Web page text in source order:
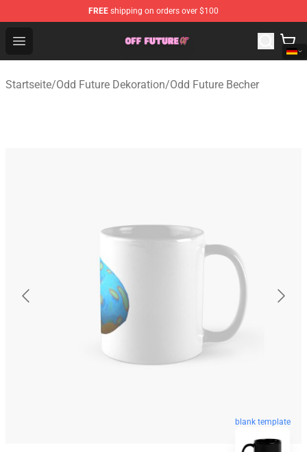
FREE shipping on orders over $100
Open menu
Odd Future Store - Official Odd Future Merchandise Shop
Startseite/Odd Future Dekoration/Odd Future Becher
blank template